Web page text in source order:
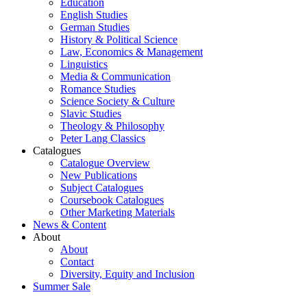
Education
English Studies
German Studies
History & Political Science
Law, Economics & Management
Linguistics
Media & Communication
Romance Studies
Science Society & Culture
Slavic Studies
Theology & Philosophy
Peter Lang Classics
Catalogues
Catalogue Overview
New Publications
Subject Catalogues
Coursebook Catalogues
Other Marketing Materials
News & Content
About
About
Contact
Diversity, Equity and Inclusion
Summer Sale